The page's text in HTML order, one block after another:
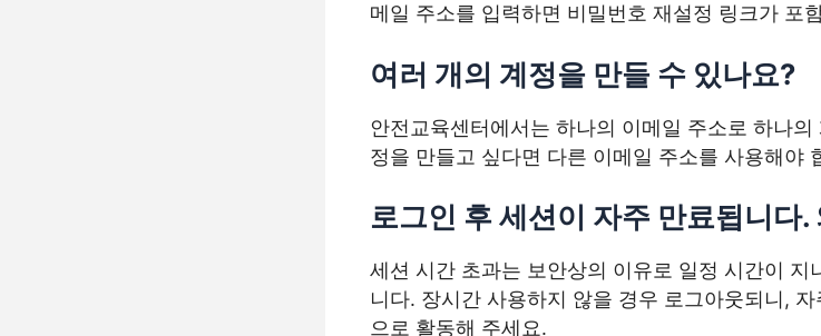
메일 주소를 입력하면 비밀번호 재설정 링크가 포
여러 개의 계정을 만들 수 있나요?
안전교육센터에서는 하나의 이메일 주소로 하나
정을 만들고 싶다면 다른 이메일 주소를 사용해야
로그인 후 세션이 자주 만료됩니다.
세션 시간 초과는 보안상의 이유로 일정 시간이 지
니다. 장시간 사용하지 않을 경우 로그아웃되니,
으로 활동해 주세요.